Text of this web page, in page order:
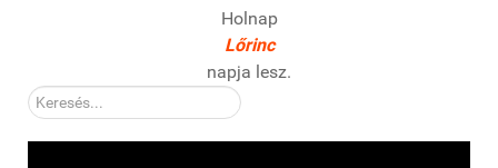
Holnap
Lőrinc
napja lesz.
Kereső: